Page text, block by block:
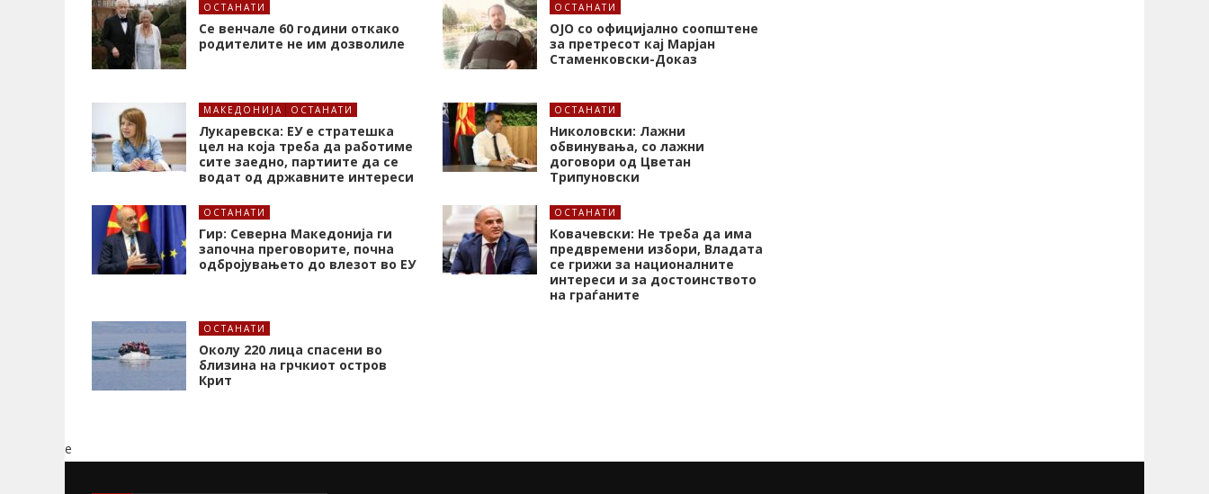
ОСТАНАТИ
Се венчале 60 години откако
родителите не им дозволиле
ОСТАНАТИ
ОЈО со официјално соопштене
за претресот кај Марјан
Стаменковски-Доказ
МАКЕДОНИЈА ОСТАНАТИ
Лукаревска: ЕУ е стратешка
цел на која треба да работиме
сите заедно, партиите да се
водат од државните интереси
ОСТАНАТИ
Николовски: Лажни
обвинувања, со лажни
договори од Цветан
Трипуновски
ОСТАНАТИ
Гир: Северна Македонија ги
започна преговорите, почна
одбројувањето до влезот во ЕУ
ОСТАНАТИ
Ковачевски: Не треба да има
предвремени избори, Владата
се грижи за националните
интереси и за достоинството
на граѓаните
ОСТАНАТИ
Околу 220 лица спасени во
близина на грчкиот остров
Крит
e